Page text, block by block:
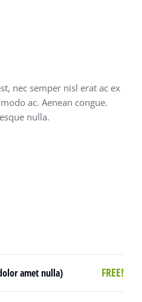
nec semper nisl erat ac ex
ac. Aenean congue.
nulla.
amet nulla) FREE!